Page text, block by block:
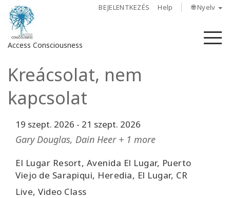
BEJELENTKEZÉS Help 🌐 Nyelv
Access Consciousness
Bejelentkezés
fiókba
Rólunk
Bars
Régiók
Kreácsolat, nem
kapcsolat
19 szept. 2026 - 21 szept. 2026
Gary Douglas, Dain Heer + 1 more
El Lugar Resort, Avenida El Lugar, Puerto
Viejo de Sarapiqui, Heredia, El Lugar, CR
Live, Video Class